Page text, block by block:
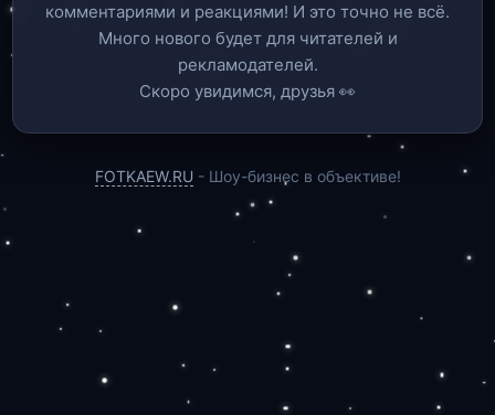
комментариями и реакциями! И это точно не всё.
Много нового будет для читателей и
рекламодателей.
Скоро увидимся, друзья 👀
FOTKAEW.RU - Шоу-бизнес в объективе!